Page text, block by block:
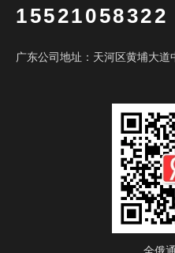
15521058322
广东公司地址：天河区黄埔大
全俄